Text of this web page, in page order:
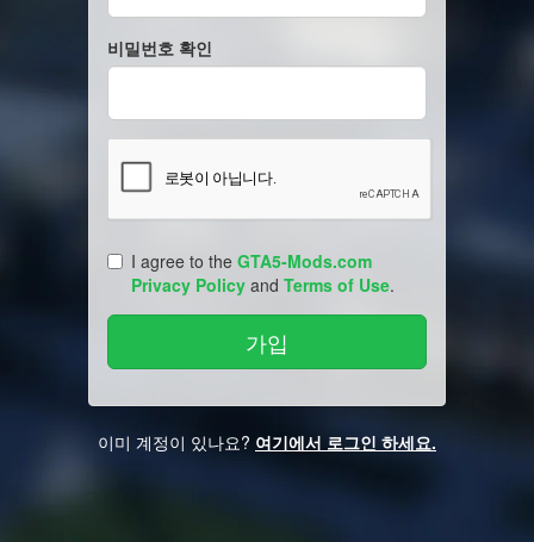
비밀번호 확인
I agree to the GTA5-Mods.com
Privacy Policy and Terms of Use.
이미 계정이 있나요? 여기에서 로그인 하세요.